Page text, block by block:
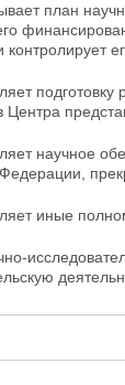
план
контролирует
Центра
научное
Федерации,
иные